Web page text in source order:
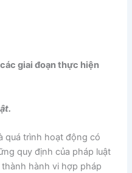
giai đoạn thực hiện
quá trình hoạt động có
quy định của pháp luật
hành vi hợp pháp